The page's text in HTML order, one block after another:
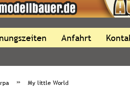
Anfahrt
» My little World